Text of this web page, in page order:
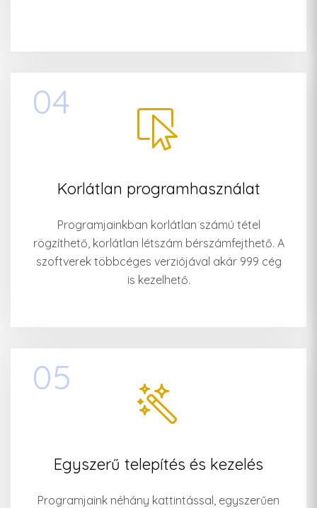
04
Korlátlan programhasználat
Programjainkban korlátlan számú tétel
rögzíthető, korlátlan létszám bérszámfejthető. A
szoftverek többcéges verziójával akár 999 cég
is kezelhető.
05
Egyszerű telepítés és kezelés
Programjaink néhány kattintással, egyszerűen